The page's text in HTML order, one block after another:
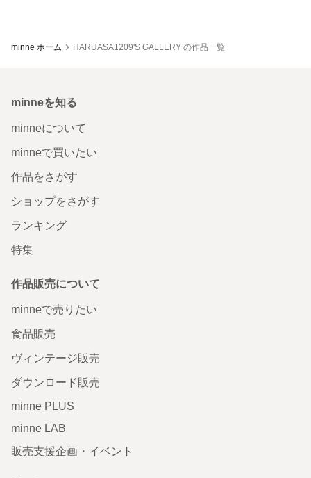
minne ホーム HARUASA1209'S GALLERY の作品一覧
minneを知る
minneについて
minneで買いたい
作品をさがす
ショップをさがす
ランキング
特集
作品販売について
minneで売りたい
食品販売
ヴィンテージ販売
ダウンロード販売
minne PLUS
minne LAB
販売支援企画・イベント